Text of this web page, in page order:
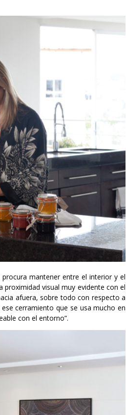
mantener entre el interior y el
proximidad visual muy evidente con el
afuera, sobre todo con respecto a
cerramiento que se usa mucho en
con el entorno”.